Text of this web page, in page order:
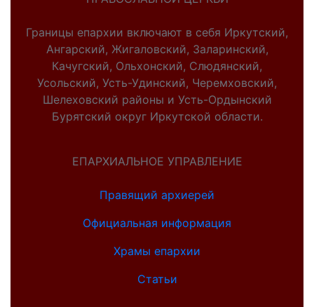
Границы епархии включают в себя Иркутский,
Ангарский, Жигаловский, Заларинский,
Качугский, Ольхонский, Слюдянский,
Усольский, Усть-Удинский, Черемховский,
Шелеховский районы и Усть-Ордынский
Бурятский округ Иркутской области.
ЕПАРХИАЛЬНОЕ УПРАВЛЕНИЕ
Правящий архиерей
Официальная информация
Храмы епархии
Статьи